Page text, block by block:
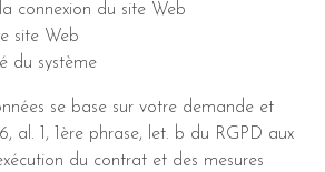
connexion du site Web
site Web
du système
se base sur votre demande et
al. 1, 1ère phrase, let. b du RGPD aux
du contrat et des mesures